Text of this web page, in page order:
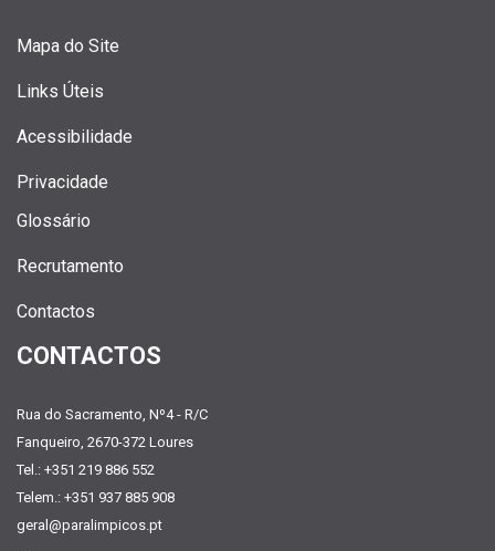
Mapa do Site
Links Úteis
Acessibilidade
Privacidade
Glossário
Recrutamento
Contactos
CONTACTOS
Rua do Sacramento, Nº4 - R/C
Fanqueiro, 2670-372 Loures
Tel.: +351 219 886 552
Telem.: +351 937 885 908
geral@paralimpicos.pt